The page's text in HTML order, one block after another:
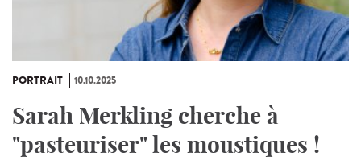
PORTRAIT 10.10.2025
Sarah Merkling cherche à
"pasteuriser" les moustiques !